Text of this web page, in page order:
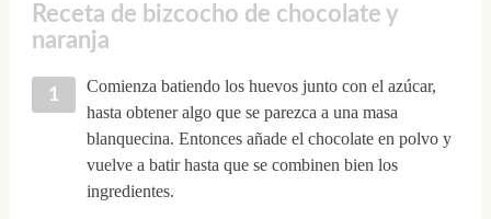
Receta de bizcocho de chocolate y
naranja
Comienza batiendo los huevos junto con el azúcar,
hasta obtener algo que se parezca a una masa
blanquecina. Entonces añade el chocolate en polvo y
vuelve a batir hasta que se combinen bien los
ingredientes.